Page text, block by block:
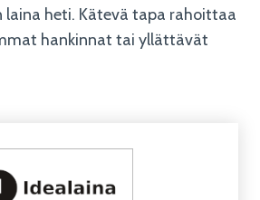
laina heti. Kätevä tapa rahoittaa
hankinnat tai yllättävät